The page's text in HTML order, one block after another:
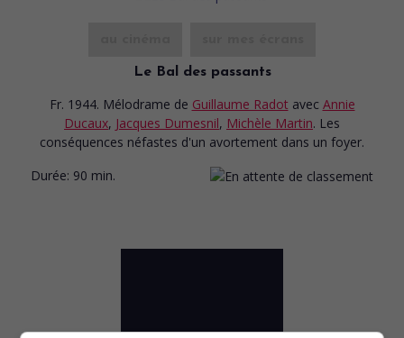
Le Bal des passants
Fr. 1944. Mélodrame de Guillaume Radot avec Annie
Ducaux, Jacques Dumesnil, Michèle Martin. Les
conséquences néfastes d'un avortement dans un foyer.
Durée: 90 min.